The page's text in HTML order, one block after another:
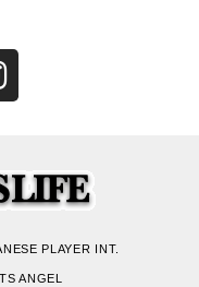
PLAYER INT.
ANGEL